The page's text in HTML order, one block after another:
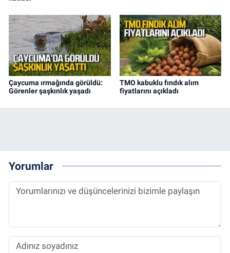
Çaycuma ırmağında görüldü:
Görenler şaşkınlık yaşadı
TMO kabuklu fındık alım
fiyatlarını açıkladı
Yorumlar